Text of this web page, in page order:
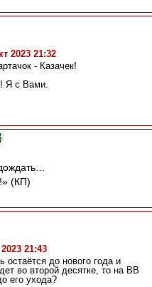
2023 21:32
- Казачек!
Я с Вами.
(КП)
21:43
остаётся до нового года и
во второй десятке, то на ВВ
его ухода?